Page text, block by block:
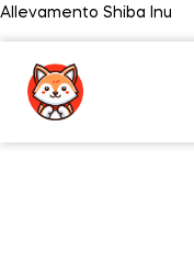
Allevamento Shiba Inu